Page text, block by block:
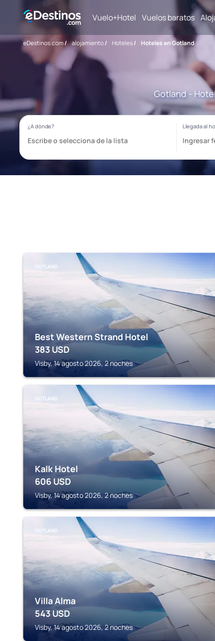
Vuelo+Hotel Vuelos baratos
eDestinos.com/ alojamiento/ Hoteles/ Hoteles en Gotland
Gotland -
GOTLAND
Best Western Strand Hotel
383 USD
Visby, 14 agosto 2026, 2 noches
GOTLAND
Kalk Hotel
606 USD
Visby, 14 agosto 2026, 2 noches
GOTLAND
Villa Alma
543 USD
Visby, 14 agosto 2026, 2 noches